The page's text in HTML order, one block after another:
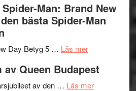
välgjort
om
imponerande
unga
Vegas
Man: Brand New
bästa Spider-Man
Day Betyg 5 … Läs merom
Filmrecension:
Spider-
Man:
Queen Budapest
av den … Läs merom